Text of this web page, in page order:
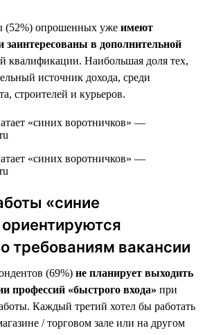
(52%) опрошенных уже имеют
заинтересованы в дополнительной
квалификации. Наибольшая доля тех,
источник дохода, среди
строителей и курьеров.
«синие
требованиям вакансии
(69%) не планирует выходить
профессий «быстрого входа» при
Каждый третий хотел бы работать
/ торговом зале или на другом